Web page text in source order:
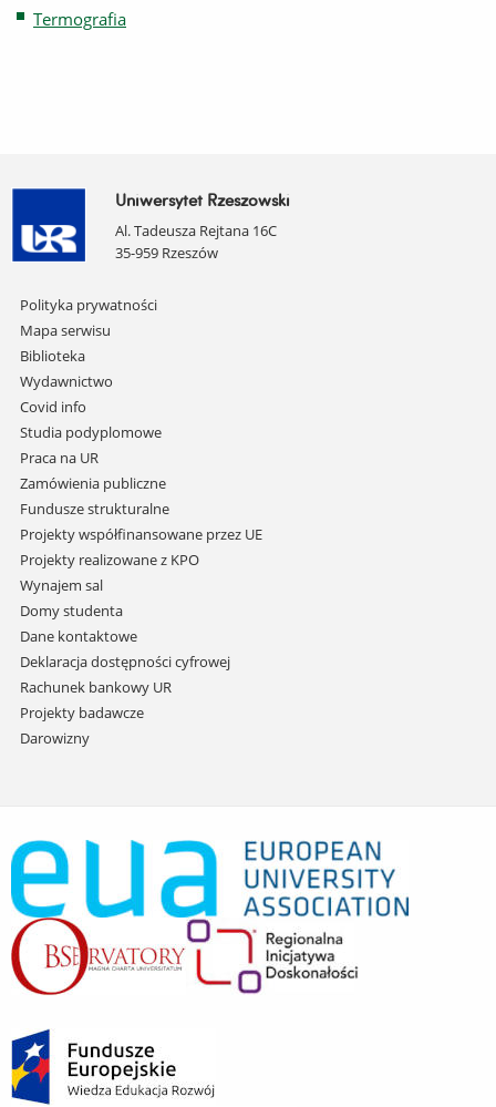
Termografia
Uniwersytet Rzeszowski
Al. Tadeusza Rejtana 16C
35-959 Rzeszów
Pomiń
nawigację
i
przejdź
do
treści
Polityka prywatności
Mapa serwisu
Biblioteka
Wydawnictwo
Covid info
Studia podyplomowe
Praca na UR
Zamówienia publiczne
Fundusze strukturalne
Projekty współfinansowane przez UE
Projekty realizowane z KPO
Wynajem sal
Domy studenta
Dane kontaktowe
Deklaracja dostępności cyfrowej
Rachunek bankowy UR
Projekty badawcze
Darowizny